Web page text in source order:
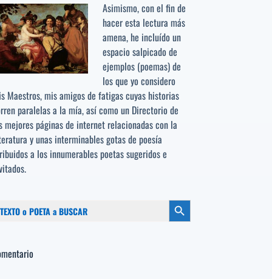
Asimismo, con el fin de
hacer esta lectura más
amena, he incluído un
espacio salpicado de
ejemplos (poemas) de
los que yo considero
Maestros, mis amigos de fatigas cuyas historias
paralelas a la mía, así como un Directorio de
mejores páginas de internet relacionadas con la
y unas interminables gotas de poesía
a los innumerables poetas sugeridose
Botón de búsqueda